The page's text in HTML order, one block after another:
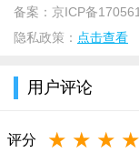
游戏内容：
性，数值随行动、环
备案： 京ICP备
隐私政策： 点击查看
用户评论
评分 ★ ★ ★ ★